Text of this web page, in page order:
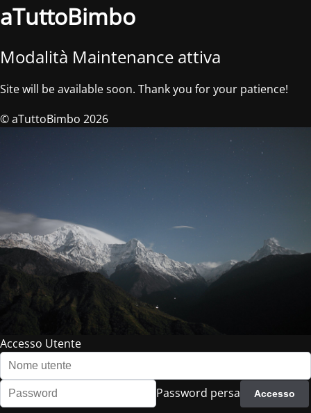
aTuttoBimbo
Modalità Maintenance attiva
Site will be available soon. Thank you for your patience!
© aTuttoBimbo 2026
Accesso Utente
Password persa